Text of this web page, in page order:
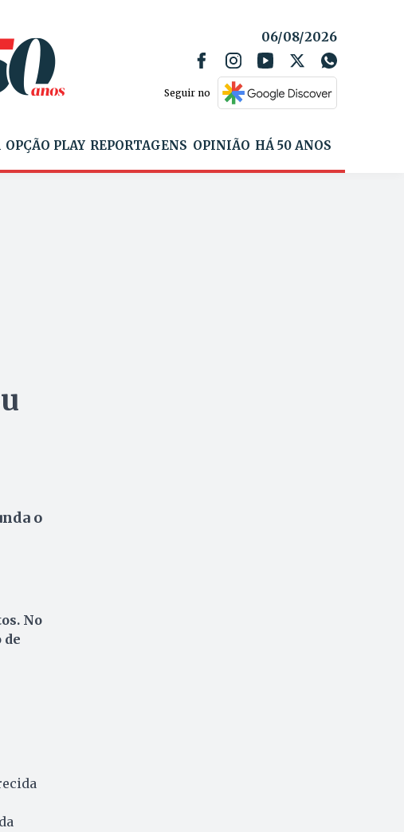
06/08/2026
Seguir no
OPÇÃO PLAY REPORTAGENS OPINIÃO HÁ 50 ANOS
o
No
de